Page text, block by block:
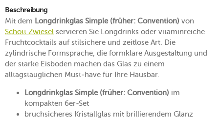
Beschreibung
Mit dem Longdrinkglas Simple (früher: Convention) von
Schott Zwiesel servieren Sie Longdrinks oder vitaminreiche
Fruchtcocktails auf stilsichere und zeitlose Art. Die
zylindrische Formsprache, die formklare Ausgestaltung und
der starke Eisboden machen das Glas zu einem
alltagstauglichen Must-have für Ihre Hausbar.
Longdrinkglas Simple (früher: Convention) im
kompakten 6er-Set
bruchsicheres Kristallglas mit brillierendem Glanz